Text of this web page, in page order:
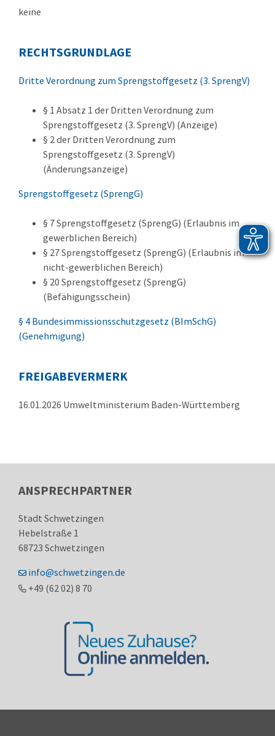
keine
RECHTSGRUNDLAGE
Dritte Verordnung zum Sprengstoffgesetz (3. SprengV)
§ 1 Absatz 1 der Dritten Verordnung zum
Sprengstoffgesetz (3. SprengV) (Anzeige)
§ 2 der Dritten Verordnung zum
Sprengstoffgesetz (3. SprengV)
(Änderungsanzeige)
Sprengstoffgesetz (SprengG)
§ 7 Sprengstoffgesetz (SprengG) (Erlaubnis im
gewerblichen Bereich)
§ 27 Sprengstoffgesetz (SprengG) (Erlaubnis im
nicht-gewerblichen Bereich)
§ 20 Sprengstoffgesetz (SprengG)
(Befähigungsschein)
§ 4 Bundesimmissionsschutzgesetz (BImSchG)
(Genehmigung)
FREIGABEVERMERK
16.01.2026 Umweltministerium Baden-Württemberg
ANSPRECHPARTNER
Stadt Schwetzingen
Hebelstraße 1
68723 Schwetzingen
info@schwetzingen.de
+49 (6202) 8 70